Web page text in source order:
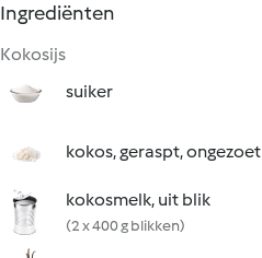
Ingrediënten
Kokosijs
suiker
kokos, geraspt, ongezoet
kokosmelk, uit blik
(2 x 400 g blikken)